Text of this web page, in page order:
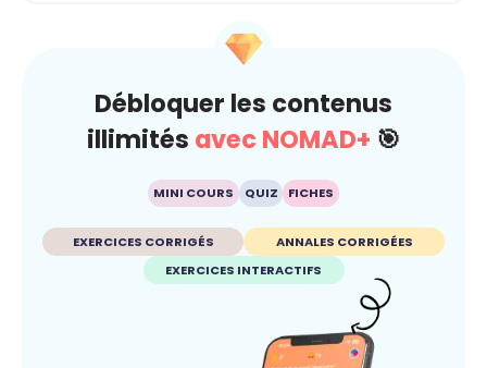
Débloquer les contenus
illimités avec NOMAD+ 🎯
MINI COURS QUIZ FICHES
EXERCICES CORRIGÉS
ANNALES CORRIGÉES
EXERCICES INTERACTIFS